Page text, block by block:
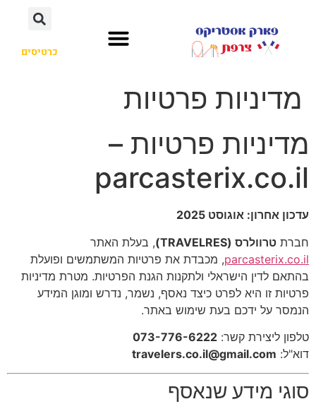
כרטיסים
מדיניות פרטיות
מדיניות פרטיות –
parcasterix.co.il
עדכון אחרון: אוגוסט 2025
חברת טרוולרס (TRAVELRES)
, בעלת האתר
parcasterix.co.il, מכבדת את פרטיות המשתמשים ופועלת
בהתאם לדין הישראלי ולתקנות הגנת הפרטיות. מטרת מדיניות
פרטיות זו היא לפרט כיצד נאסף, נשמר, נדרש ומוגן המידע
הנמסר על ידכם בעת שימוש באתר.
טלפון ליצירת קשר: 073-776-6222
דוא"ל: travelers.co.il@gmail.com
סוגי מידע שנאסף